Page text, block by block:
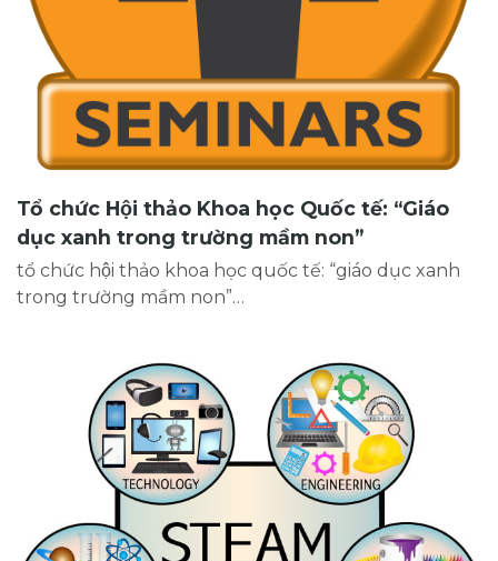
Tổ chức Hội thảo Khoa học Quốc tế: “Giáo
dục xanh trong trường mầm non”
tổ chức hội thảo khoa học quốc tế: “giáo dục xanh
trong trường mầm non”…